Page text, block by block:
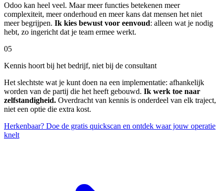
Odoo kan heel veel. Maar meer functies betekenen meer
complexiteit, meer onderhoud en meer kans dat mensen het niet
meer begrijpen. Ik kies bewust voor eenvoud: alleen wat je nodig
hebt, zo ingericht dat je team ermee werkt.
05
Kennis hoort bij het bedrijf, niet bij de consultant
Het slechtste wat je kunt doen na een implementatie: afhankelijk
worden van de partij die het heeft gebouwd. Ik werk toe naar
zelfstandigheid. Overdracht van kennis is onderdeel van elk traject,
niet een optie die extra kost.
Herkenbaar? Doe de gratis quickscan en ontdek waar jouw operatie
knelt